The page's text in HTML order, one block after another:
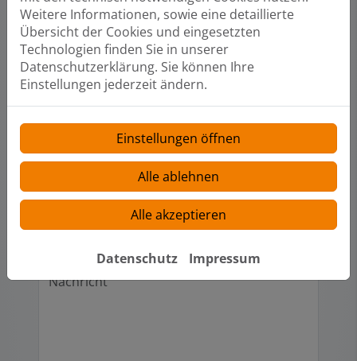
E-Mail*
Weitere Informationen, sowie eine detaillierte
Übersicht der Cookies und eingesetzten
Technologien finden Sie in unserer
Datenschutzerklärung. Sie können Ihre
Einstellungen jederzeit ändern.
Einstellungen öffnen
Alle ablehnen
Alle akzeptieren
Datenschutz Impressum